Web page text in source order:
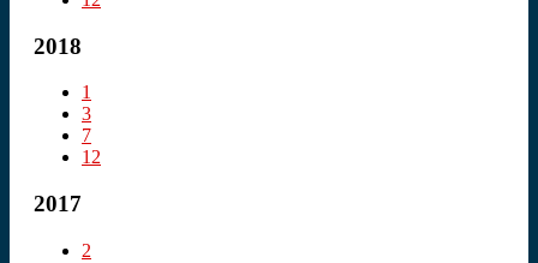
2018
1
3
7
12
2017
2